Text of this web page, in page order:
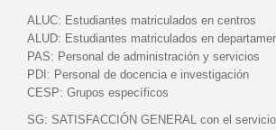
ALUC: Estudiantes matriculados en centros
ALUD: Estudiantes matriculados en
PAS: Personal de administración y servicios
PDI: Personal de docencia e investigación
CESP: Grupos específicos
SG: SATISFACCIÓN GENERAL con el servicio